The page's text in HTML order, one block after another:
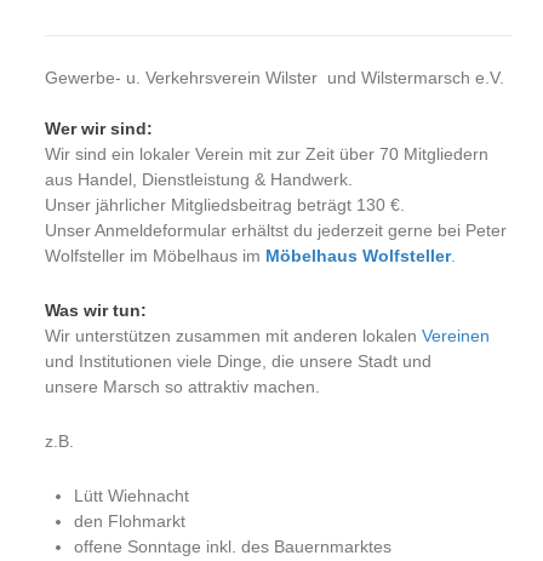
Gewerbe- u. Verkehrsverein Wilster und Wilstermarsch e.V.
Wer wir sind:
Wir sind ein lokaler Verein mit zur Zeit über 70 Mitgliedern
aus Handel, Dienstleistung & Handwerk.
Unser jährlicher Mitgliedsbeitrag beträgt 130 €.
Unser Anmeldeformular erhältst du jederzeit gerne bei Peter
Wolfsteller im Möbelhaus im Möbelhaus Wolfsteller.
Was wir tun:
Wir unterstützen zusammen mit anderen lokalen Vereinen
und Institutionen viele Dinge, die unsere Stadt und
unsere Marsch so attraktiv machen.
z.B.
Lütt Wiehnacht
den Flohmarkt
offene Sonntage inkl. des Bauernmarktes